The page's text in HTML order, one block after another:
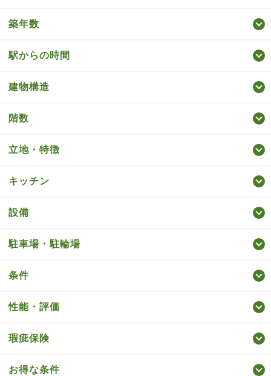
築年数
駅からの時間
建物構造
階数
立地・特徴
キッチン
設備
駐車場・駐輪場
条件
性能・評価
瑕疵保険
お得な条件